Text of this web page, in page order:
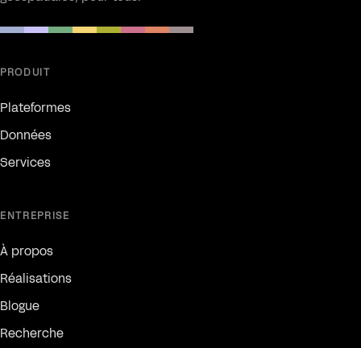
PRODUIT
Plateformes
Données
Services
ENTREPRISE
À propos
Réalisations
Blogue
Recherche